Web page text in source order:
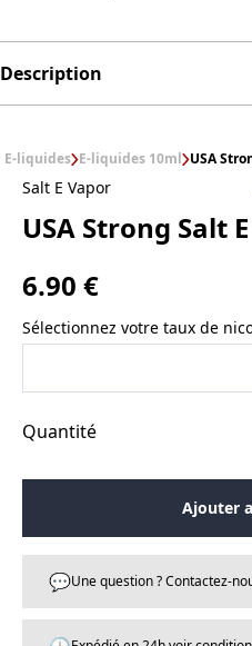
Description
E-liquides E-liquides 10ml USA
Salt E Vapor
USA Strong Salt
6.90 €
Sélectionnez votre taux de
Quantité
Ajouter
💬Une question ? Contactez-